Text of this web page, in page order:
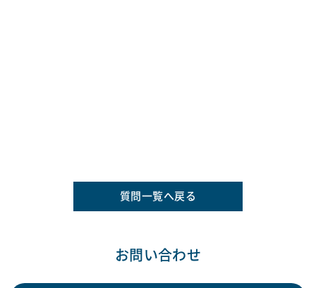
質問一覧へ戻る
お問い合わせ